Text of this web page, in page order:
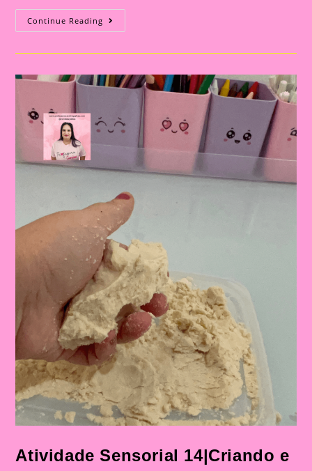
Continue Reading Atividade
Sensorial
Sensoriais:
Areia
Caseira
Atividade Sensorial 14|Criando e